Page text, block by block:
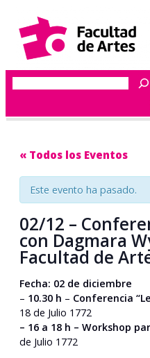
Buscar
« Todos los Eventos
Este evento ha pasado.
02/12 –
con Dagmara
Facultad de
Fecha: 02 de diciembre
– 10.30 h – Conferencia
18 de Julio 1772
– 16 a 18 h – Workshop
de Julio 1772